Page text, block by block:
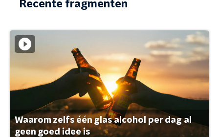
Recente fragmenten
Waarom zelfs één glas alcohol per dag al
geen goed idee is